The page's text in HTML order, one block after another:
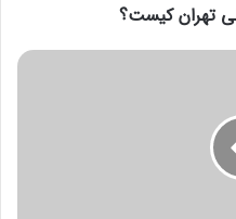
تهران کیست؟